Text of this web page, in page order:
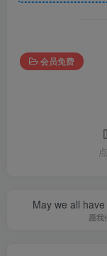
会员免费
May we all
愿我